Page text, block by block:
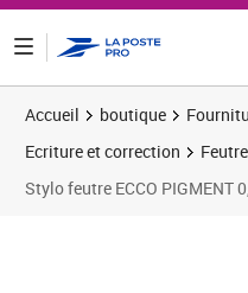
Accueil boutique
Ecriture et correction
Stylo feutre ECCO PIGMENT